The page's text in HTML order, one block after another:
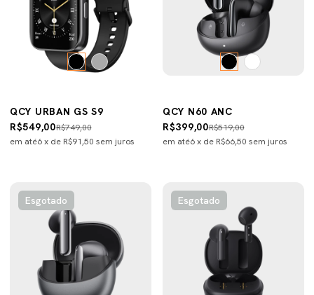
QCY URBAN GS S9
R$749,00
R$549,00
em até6x de R$91,50 sem juros
QCY N60 ANC
R$519,00
R$399,00
em até6x de R$66,50 sem juros
Esgotado Esgotado